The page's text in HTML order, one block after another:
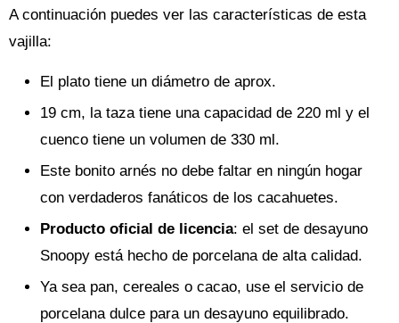
A continuación puedes ver las características de esta
vajilla:
El plato tiene un diámetro de aprox.
19 cm, la taza tiene una capacidad de 220 ml y el
cuenco tiene un volumen de 330 ml.
Este bonito arnés no debe faltar en ningún hogar
con verdaderos fanáticos de los cacahuetes.
Producto oficial de licencia: el set de desayuno
Snoopy está hecho de porcelana de alta calidad.
Ya sea pan, cereales o cacao, use el servicio de
porcelana dulce para un desayuno equilibrado.